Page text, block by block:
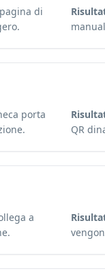
di
porta
QR
a